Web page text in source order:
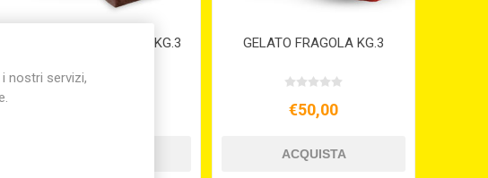
GELATO CIOCCOLATO KG.3 GELATO FRAGOLA KG.3
€50,00
nostri servizi,